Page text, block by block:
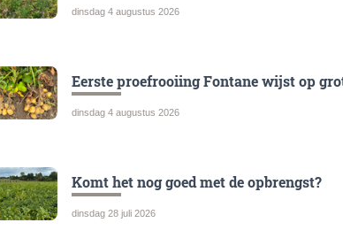
dinsdag 4 augustus 2026
Eerste proefrooiing Fontane wijst op
dinsdag 4 augustus 2026
Komt het nog goed met de opbrengst?
dinsdag 28 juli 2026